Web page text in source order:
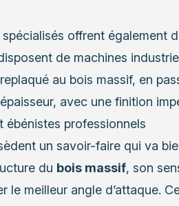
offrent également
de machines
au bois massif, en
avec une finition
ébénistes professionnels
un savoir-faire qui va
du bois massif, son
le meilleur angle d’attaque.